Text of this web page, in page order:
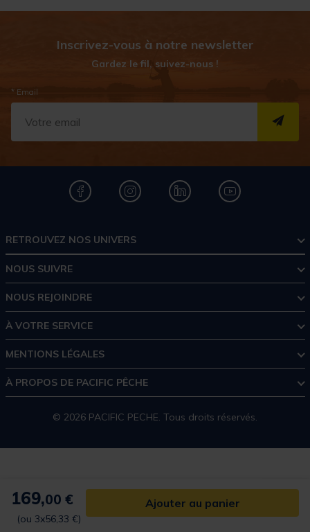
169,00 €
(ou 3x56,33 €)
Ajouter au panier
Inscrivez-vous à notre newsletter
Gardez le fil, suivez-nous !
* Email
RETROUVEZ NOS UNIVERS
NOUS SUIVRE
NOUS REJOINDRE
À VOTRE SERVICE
MENTIONS LÉGALES
À PROPOS DE PACIFIC PÊCHE
© 2026 PACIFIC PECHE. Tous droits réservés.